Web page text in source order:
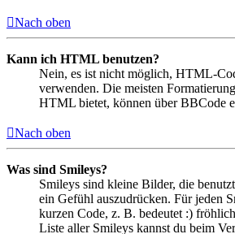
Nach oben
Kann ich HTML benutzen?
Nein, es ist nicht möglich, HTML-
verwenden. Die meisten
HTML bietet, können über BBCode
Nach oben
Was sind Smileys?
Smileys sind kleine Bilder, die
ein Gefühl auszudrücken. Für jeden
kurzen Code, z. B. bedeutet :)
Liste aller Smileys kannst du beim